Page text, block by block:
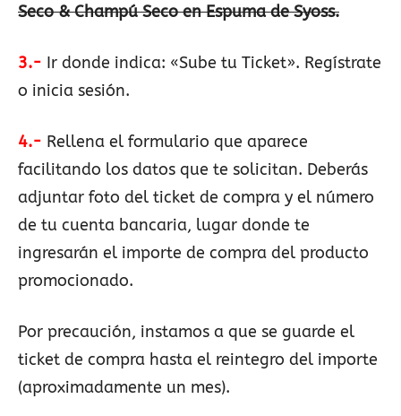
Seco & Champú Seco en Espuma de Syoss.
3.- Ir donde indica: «Sube tu Ticket». Regístrate
o inicia sesión.
4.- Rellena el formulario que aparece
facilitando los datos que te solicitan. Deberás
adjuntar foto del ticket de compra y el número
de tu cuenta bancaria, lugar donde te
ingresarán el importe de compra del producto
promocionado.
Por precaución, instamos a que se guarde el
ticket de compra hasta el reintegro del importe
(aproximadamente un mes).